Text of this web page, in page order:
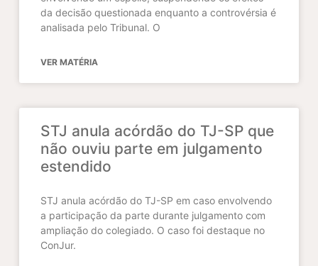
da decisão questionada enquanto a controvérsia é
analisada pelo Tribunal. O
VER MATÉRIA
STJ anula acórdão do TJ-SP que
não ouviu parte em julgamento
estendido
STJ anula acórdão do TJ-SP em caso envolvendo
a participação da parte durante julgamento com
ampliação do colegiado. O caso foi destaque no
ConJur.